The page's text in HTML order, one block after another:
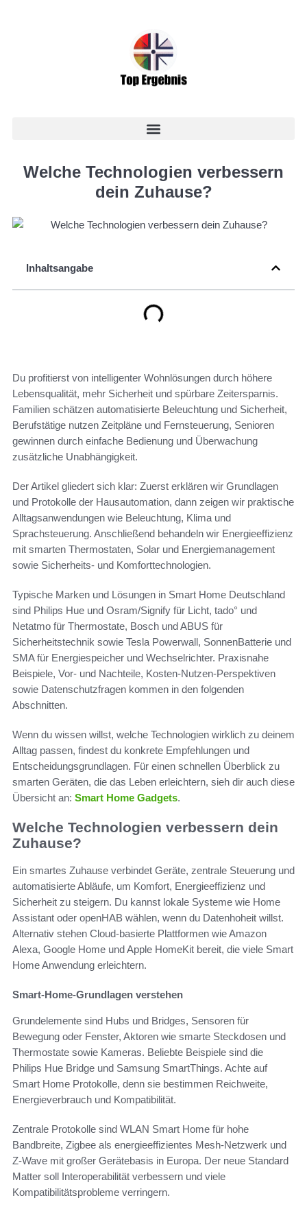
Welche Technologien verbessern
dein Zuhause?
Inhaltsangabe
Du profitierst von intelligenter Wohnlösungen durch höhere
Lebensqualität, mehr Sicherheit und spürbare Zeitersparnis.
Familien schätzen automatisierte Beleuchtung und Sicherheit,
Berufstätige nutzen Zeitpläne und Fernsteuerung, Senioren
gewinnen durch einfache Bedienung und Überwachung
zusätzliche Unabhängigkeit.
Der Artikel gliedert sich klar: Zuerst erklären wir Grundlagen
und Protokolle der Hausautomation, dann zeigen wir praktische
Alltagsanwendungen wie Beleuchtung, Klima und
Sprachsteuerung. Anschließend behandeln wir Energieeffizienz
mit smarten Thermostaten, Solar und Energiemanagement
sowie Sicherheits- und Komforttechnologien.
Typische Marken und Lösungen in Smart Home Deutschland
sind Philips Hue und Osram/Signify für Licht, tado° und
Netatmo für Thermostate, Bosch und ABUS für
Sicherheitstechnik sowie Tesla Powerwall, SonnenBatterie und
SMA für Energiespeicher und Wechselrichter. Praxisnahe
Beispiele, Vor- und Nachteile, Kosten-Nutzen-Perspektiven
sowie Datenschutzfragen kommen in den folgenden
Abschnitten.
Wenn du wissen willst, welche Technologien wirklich zu deinem
Alltag passen, findest du konkrete Empfehlungen und
Entscheidungsgrundlagen. Für einen schnellen Überblick zu
smarten Geräten, die das Leben erleichtern, sieh dir auch diese
Übersicht an: Smart Home Gadgets.
Welche Technologien verbessern dein
Zuhause?
Ein smartes Zuhause verbindet Geräte, zentrale Steuerung und
automatisierte Abläufe, um Komfort, Energieeffizienz und
Sicherheit zu steigern. Du kannst lokale Systeme wie Home
Assistant oder openHAB wählen, wenn du Datenhoheit willst.
Alternativ stehen Cloud-basierte Plattformen wie Amazon
Alexa, Google Home und Apple HomeKit bereit, die viele Smart
Home Anwendung erleichtern.
Smart-Home-Grundlagen verstehen
Grundelemente sind Hubs und Bridges, Sensoren für
Bewegung oder Fenster, Aktoren wie smarte Steckdosen und
Thermostate sowie Kameras. Beliebte Beispiele sind die
Philips Hue Bridge und Samsung SmartThings. Achte auf
Smart Home Protokolle, denn sie bestimmen Reichweite,
Energieverbrauch und Kompatibilität.
Zentrale Protokolle sind WLAN Smart Home für hohe
Bandbreite, Zigbee als energieeffizientes Mesh-Netzwerk und
Z-Wave mit großer Gerätebasis in Europa. Der neue Standard
Matter soll Interoperabilität verbessern und viele
Kompatibilitätsprobleme verringern.